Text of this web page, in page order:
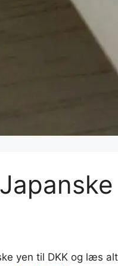
yen til DKK og læs